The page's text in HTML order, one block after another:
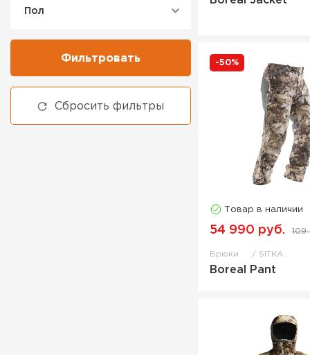
Пол
Фильтровать
Сбросить фильтры
-50%
Товар в наличии
54 990 руб. 109
Брюки SITKA
Boreal Pant